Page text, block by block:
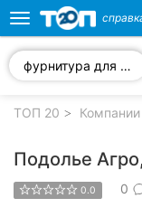
компании
Toggle
navigation
фурнитура для автомобилей
ТОП 20
Подолье
0.0 0